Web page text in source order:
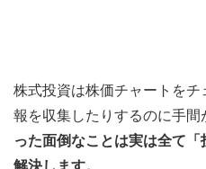
株式投資は株価チャートを
報を収集したりするのに手間
った面倒なことは実は全て
解決します。